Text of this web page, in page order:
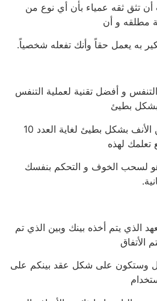
تثق ثقه عمياء بأن أي نوع من
مطلقه و أن
به يعمل حقاً وأنك تفعله شخصياً.
و أفضل تقنية لعملية التنفس
بطيئ
لغاية العدد 10 ثم الزفير من الأنف بشكل بطيئ لغاية العدد 10
لهذه
لسحب الخوف و التحكم بنفسك
الذي يتم أخذه بينك وبين الذي تم
وستكون على شكل عقد بينكم على